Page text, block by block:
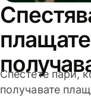
Спестете пари,
получавате